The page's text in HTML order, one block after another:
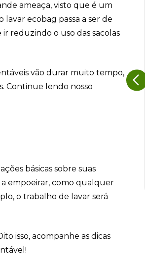
ameaça, visto que é um
ecobag passa a ser de
reduzindo o uso das sacolas
vão durar muito tempo,
Continue lendo nosso
básicas sobre suas
a empoeirar, como qualquer
o trabalho de lavar será
isso, acompanhe as dicas